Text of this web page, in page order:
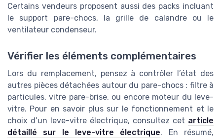
Certains vendeurs proposent aussi des packs incluant
le support pare-chocs, la grille de calandre ou le
ventilateur condenseur.
Vérifier les éléments complémentaires
Lors du remplacement, pensez à contrôler l’état des
autres pièces détachées autour du pare-chocs : filtre à
particules, vitre pare-brise, ou encore moteur du leve-
vitre. Pour en savoir plus sur le fonctionnement et le
choix d’un leve-vitre électrique, consultez cet article
détaillé sur le leve-vitre électrique. En résumé,